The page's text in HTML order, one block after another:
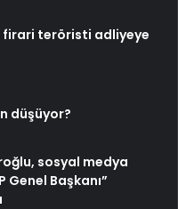
firari teröristi adliyeye
düşüyor?
sosyal medya
Genel Başkanı”